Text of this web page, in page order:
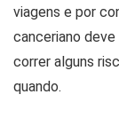
viagens e por
canceriano
correr alguns
quando.